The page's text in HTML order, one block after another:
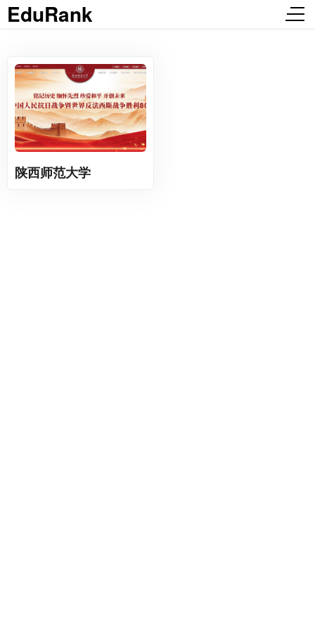
EduRank
陕西师范大学